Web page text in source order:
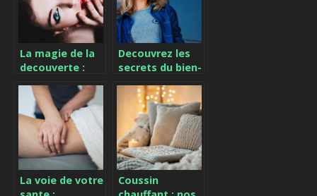
La magie de la
decouverte :
beaute et bien-
etre pour
ameliorer sa vie
Decouvrez les
secrets du bien-
blogs : Une
aventure unique
La voie de votre
Coussin